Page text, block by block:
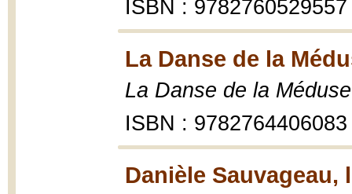
ISBN : 9782760529557
La Danse de la
La Danse de la Méduse
ISBN : 9782764406083
Danièle Sauvageau,